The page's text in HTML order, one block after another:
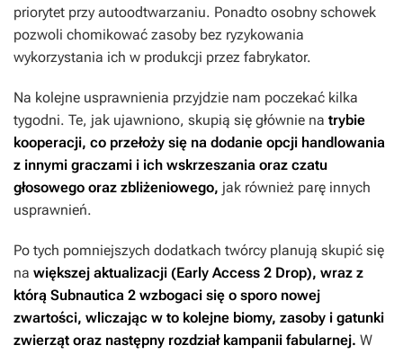
priorytet przy autoodtwarzaniu. Ponadto osobny schowek
pozwoli chomikować zasoby bez ryzykowania
wykorzystania ich w produkcji przez fabrykator.
Na kolejne usprawnienia przyjdzie nam poczekać kilka
tygodni. Te, jak ujawniono, skupią się głównie na trybie
kooperacji, co przełoży się na dodanie opcji handlowania
z innymi graczami i ich wskrzeszania oraz czatu
głosowego oraz zbliżeniowego, jak również parę innych
usprawnień.
Po tych pomniejszych dodatkach twórcy planują skupić się
na większej aktualizacji (Early Access 2 Drop), wraz z
którą Subnautica 2 wzbogaci się o sporo nowej
zwartości, wliczając w to kolejne biomy, zasoby i gatunki
zwierząt oraz następny rozdział kampanii fabularnej. W